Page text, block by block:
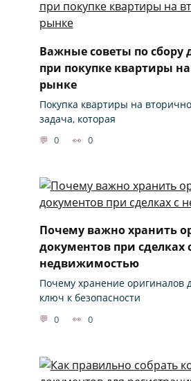
Важные советы по сбору
при покупке квартиры
рынке
Покупка квартиры на
задача, которая
0 0
Почему важно хранить
документов при сделках
недвижимостью
Почему хранение оригиналов
ключ к безопасности
0 0